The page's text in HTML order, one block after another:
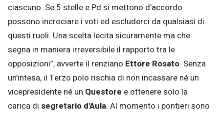
ciascuno. Se 5 stelle e Pd si mettono d'accordo
possono incrociare i voti ed escluderci da qualsiasi di
questi ruoli. Una scelta lecita sicuramente ma che
segna in maniera irreversibile il rapporto tra le
opposizioni”, avverte il renziano Ettore Rosato. Senza
un’intesa, il Terzo polo rischia di non incassare né un
vicepresidente né un Questore e ottenere solo la
carica di segretario d'Aula. Al momento i pontieri sono